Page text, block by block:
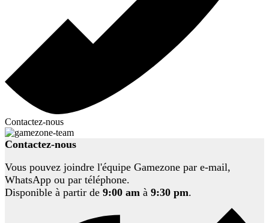
Contactez-nous
Contactez-nous
Vous pouvez joindre l'équipe Gamezone par e-mail,
WhatsApp ou par téléphone.
Disponible à partir de 9:00 am à 9:30 pm.